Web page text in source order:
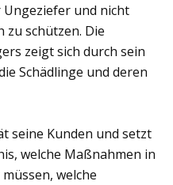
und nicht
schützen. Die
zeigt sich durch sein
Schädlinge und deren
seine Kunden und setzt
welche Maßnahmen in
welche